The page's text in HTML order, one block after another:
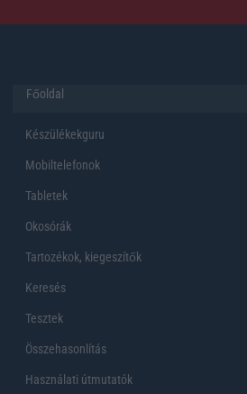
Főoldal
Készülékekguru
Mobiltelefonok
Tabletek
Okosórák
Tartozékok, kiegeszítők
Keresés
Tesztek
Összehasonlítás
Használati útmutatók